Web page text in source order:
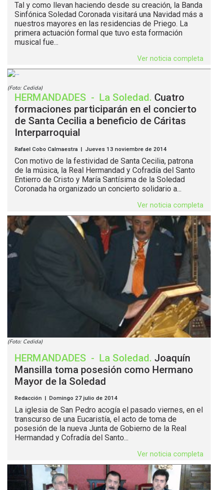
Tal y como llevan haciendo desde su creación, la Banda
Sinfónica Soledad Coronada visitará una Navidad más a
nuestros mayores en las residencias de Priego. La
primera actuación formal que tuvo esta formación
musical fue...
Ver noticia completa
(Foto: Cedida)
HERMANDADES - La Soledad. Cuatro
formaciones participarán en el concierto
de Santa Cecilia a beneficio de Cáritas
Interparroquial
Rafael Cobo Calmaestra | Jueves 13 noviembre de 2014
Con motivo de la festividad de Santa Cecilia, patrona
de la música, la Real Hermandad y Cofradía del Santo
Entierro de Cristo y María Santísima de la Soledad
Coronada ha organizado un concierto solidario a...
Ver noticia completa
(Foto: Cedida)
HERMANDADES - La Soledad. Joaquín
Mansilla toma posesión como Hermano
Mayor de la Soledad
Redacción | Domingo 27 julio de 2014
La iglesia de San Pedro acogía el pasado viernes, en el
transcurso de una Eucaristía, el acto de toma de
posesión de la nueva Junta de Gobierno de la Real
Hermandad y Cofradía del Santo...
Ver noticia completa